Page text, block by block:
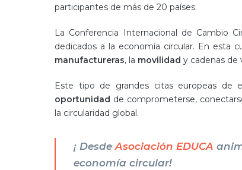
participantes de más de 20 países.
La Conferencia Internacional de Cambio
dedicados a la economía circular. En esta
manufactureras, la movilidad y cadenas de
Este tipo de grandes citas europeas de
oportunidad de comprometerse,
la circularidad global.
¡ DesdeAsociación EDUCA
economía circular!